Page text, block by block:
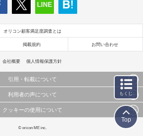
オリコン顧客満足度調査とは
掲載規約 お問い合わせ
会社概要 個人情報保護方針
引用・転載について
字、写真、イラスト、画像データ等）及びこれらの配置・
断転載・複製などの二次利用を行うことは固く禁じており
利用者の声について
てサービスの利用者が提出された見解・感想です。
理解いただいた上でご覧ください。
クッキーの使用について
、ユーザーに合わせたコンテンツや広告の表示、ソーシャル
© oricon ME inc.
もくじ
Top